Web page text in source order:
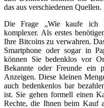
das aus verschiedenen Quellen.
Die Frage „Wie kaufe ich
komplexer. Als erstes
Ihre Bitcoins zu verwahren.
Smartphone oder sogar in
können Sie bedenklos vor
Bekannte oder Freunde ein
Anzeigen. Diese kleinen
auch bedenkenlos bar
ist. Sie gehen formell einen
Rechte, die Ihnen beim Kauf